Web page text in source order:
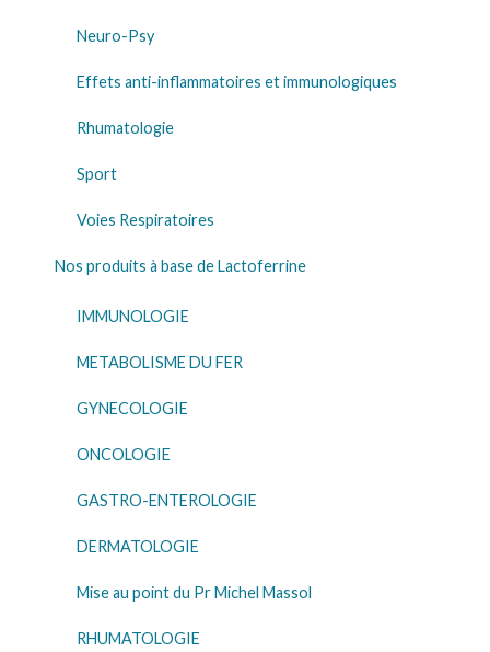
Neuro-Psy
Effets anti-inflammatoires et immunologiques
Rhumatologie
Sport
Voies Respiratoires
Nos produits à base de Lactoferrine
IMMUNOLOGIE
METABOLISME DU FER
GYNECOLOGIE
ONCOLOGIE
GASTRO-ENTEROLOGIE
DERMATOLOGIE
Mise au point du Pr Michel Massol
RHUMATOLOGIE